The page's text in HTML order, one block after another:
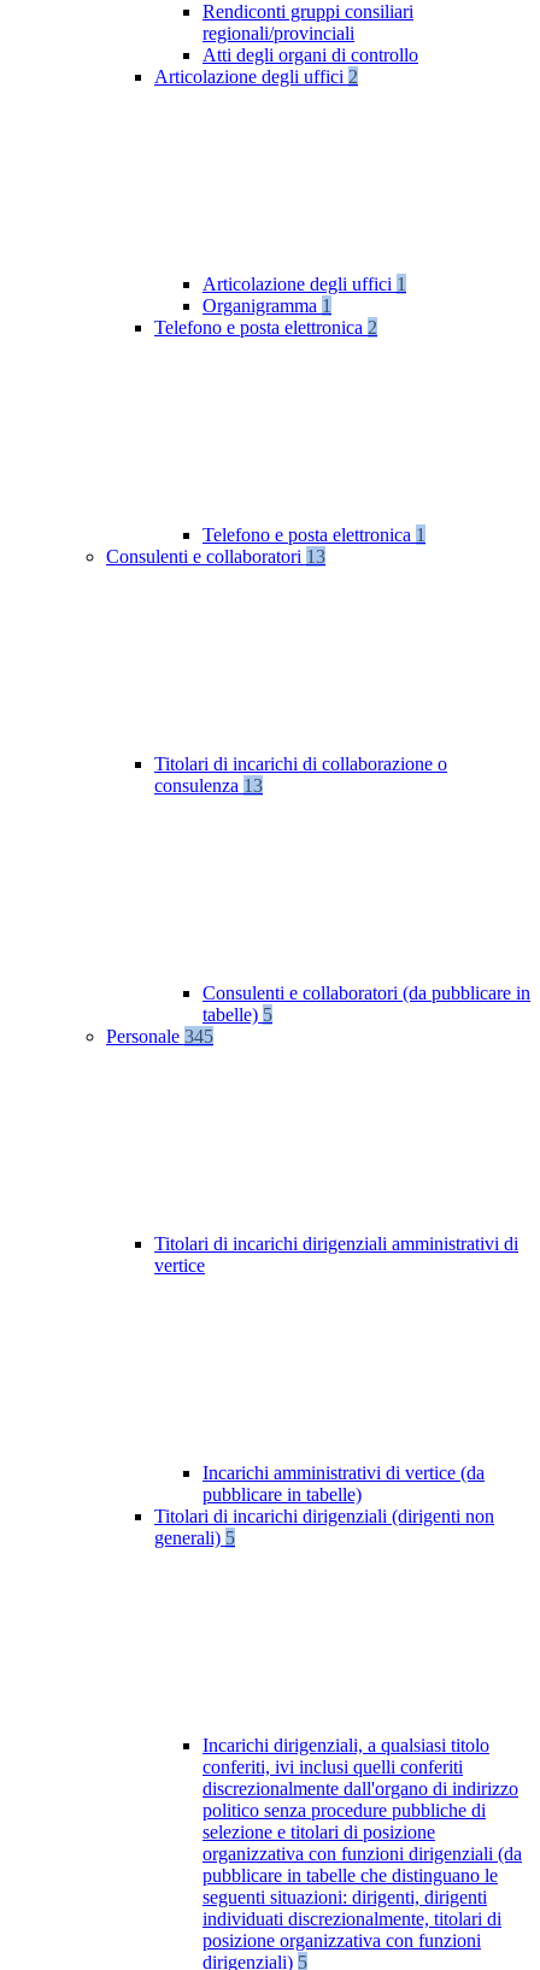
Rendiconti gruppi consiliari
regionali/provinciali
Atti degli organi di controllo
Articolazione degli uffici 2
Articolazione degli uffici 1
Organigramma 1
Telefono e posta elettronica 2
Telefono e posta elettronica 1
Consulenti e collaboratori 13
Titolari di incarichi di collaborazione o
consulenza 13
Consulenti e collaboratori (da pubblicare in
tabelle) 5
Personale 345
Titolari di incarichi dirigenziali amministrativi di
vertice
Incarichi amministrativi di vertice (da
pubblicare in tabelle)
Titolari di incarichi dirigenziali (dirigenti non
generali) 5
Incarichi dirigenziali, a qualsiasi titolo
conferiti, ivi inclusi quelli conferiti
discrezionalmente dall'organo di indirizzo
politico senza procedure pubbliche di
selezione e titolari di posizione
organizzativa con funzioni dirigenziali (da
pubblicare in tabelle che distinguano le
seguenti situazioni: dirigenti, dirigenti
individuati discrezionalmente, titolari di
posizione organizzativa con funzioni
dirigenziali) 5